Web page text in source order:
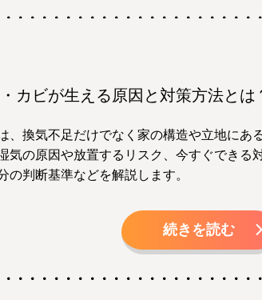
カビが生える原因と対策方法とは
、換気不足だけでなく家の構造や立地にあ
気の原因や放置するリスク、今すぐできる
の判断基準などを解説します。
続きを読む